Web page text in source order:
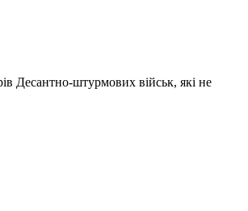
Десантно-штурмових військ, які не